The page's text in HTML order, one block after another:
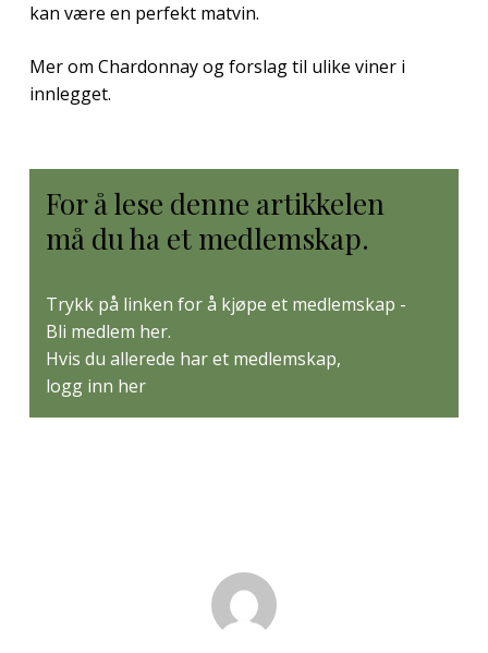
kan være en perfekt matvin.
Mer om Chardonnay og forslag til ulike viner i
innlegget.
For å lese denne artikkelen
må du ha et medlemskap.
Trykk på linken for å kjøpe et medlemskap -
Bli medlem her.
Hvis du allerede har et medlemskap,
logg inn her